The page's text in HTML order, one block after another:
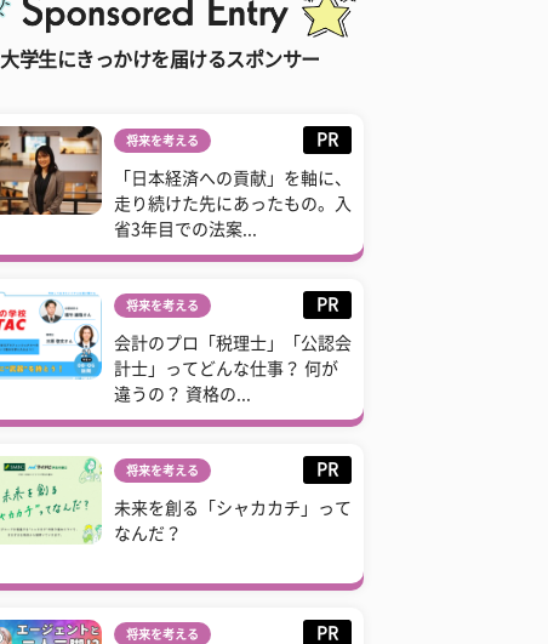
大学生にきっかけを届けるスポンサー
将来を考える PR
「日本経済への貢献」を軸に、
走り続けた先にあったもの。入
省3年目での法案...
将来を考える PR
会計のプロ「税理士」「公認会
計士」ってどんな仕事？ 何が
違うの？ 資格の...
将来を考える PR
未来を創る「シャカカチ」って
なんだ？
将来を考える PR